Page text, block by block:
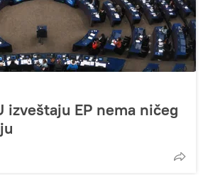
izveštaju EP nema ničeg